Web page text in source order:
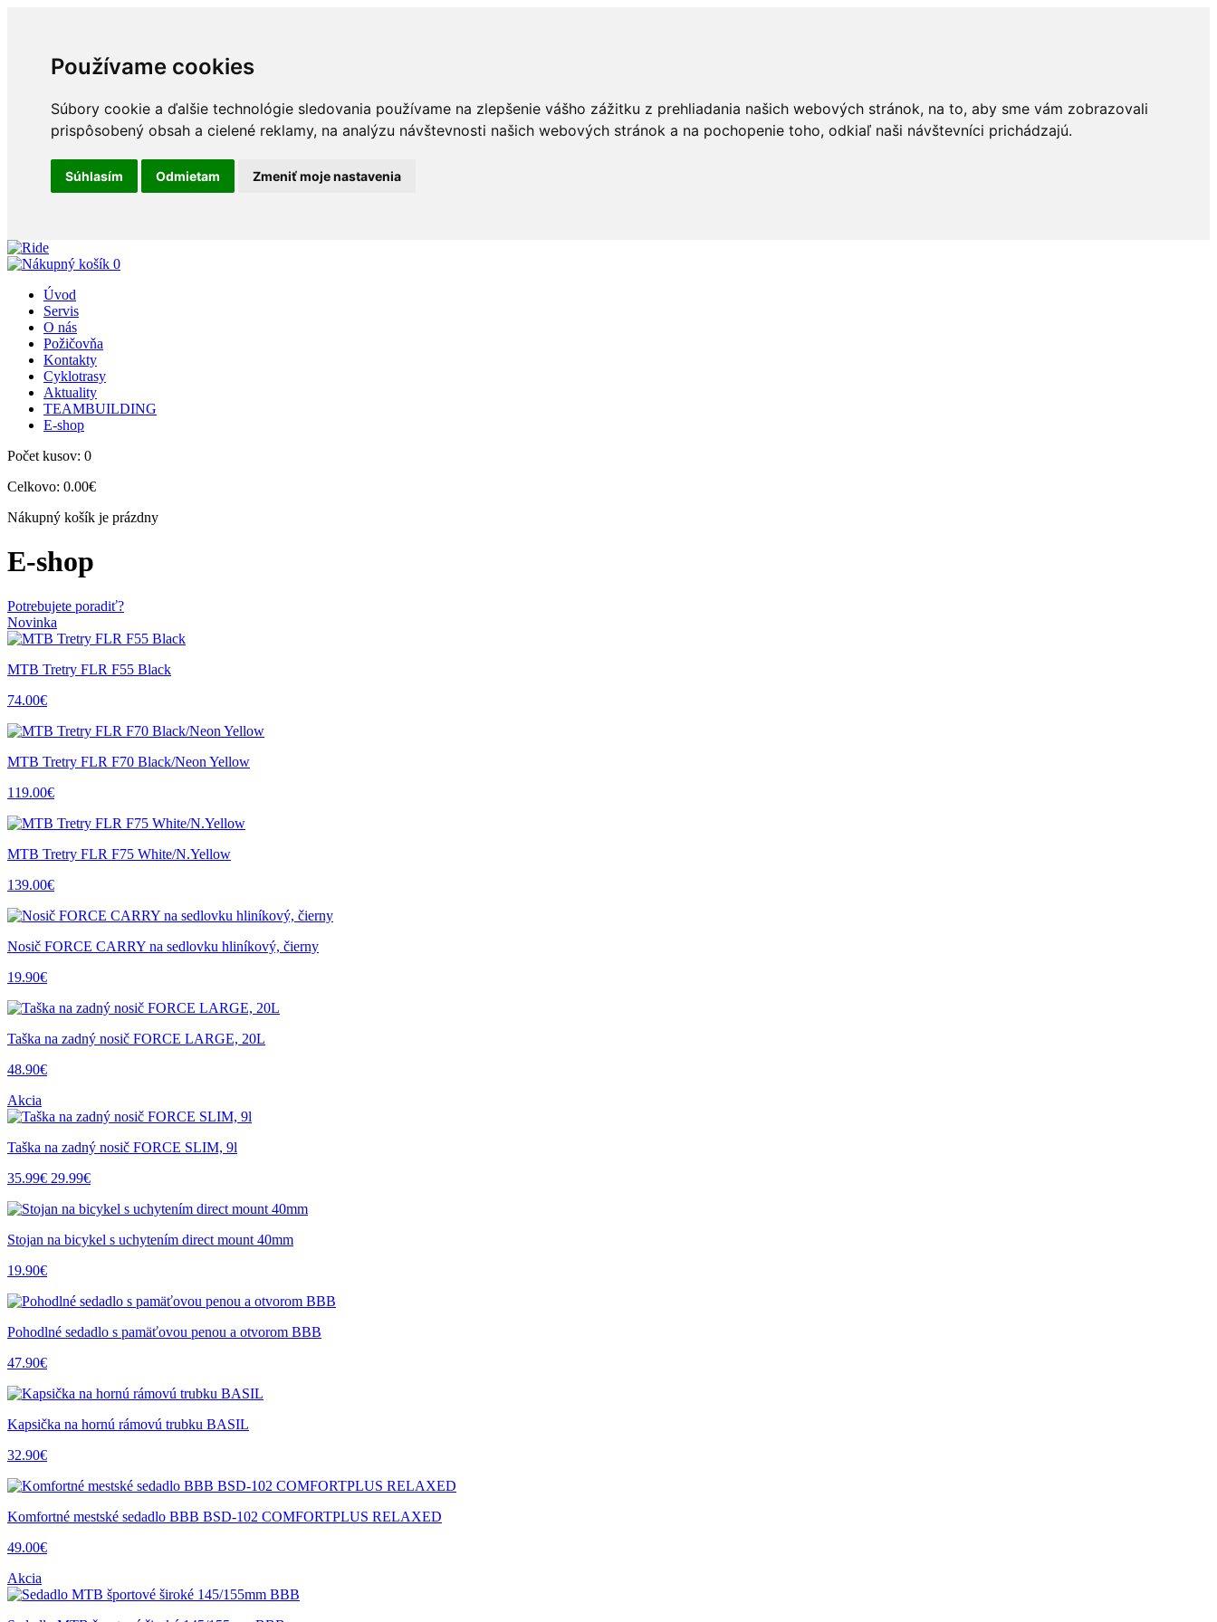
Používame cookies
Súbory cookie a ďalšie technológie sledovania používame na zlepšenie vášho zážitku z prehliadania našich webových stránok, na to, aby sme vám zobrazovali
prispôsobený obsah a cielené reklamy, na analýzu návštevnosti našich webových stránok a na pochopenie toho, odkiaľ naši návštevníci prichádzajú.
Súhlasím Odmietam Zmeniť moje nastavenia
0
Úvod
Servis
O nás
Požičovňa
Kontakty
Cyklotrasy
Aktuality
TEAMBUILDING
E-shop
Počet kusov: 0
Celkovo: 0.00€
Nákupný košík je prázdny
E-shop
Potrebujete poradiť?
Novinka
MTB Tretry FLR F55 Black
74.00€
MTB Tretry FLR F70 Black/Neon Yellow
119.00€
MTB Tretry FLR F75 White/N.Yellow
139.00€
Nosič FORCE CARRY na sedlovku hliníkový, čierny
19.90€
Taška na zadný nosič FORCE LARGE, 20L
48.90€
Akcia
Taška na zadný nosič FORCE SLIM, 9l
35.99€ 29.99€
Stojan na bicykel s uchytením direct mount 40mm
19.90€
Pohodlné sedadlo s pamäťovou penou a otvorom BBB
47.90€
Kapsička na hornú rámovú trubku BASIL
32.90€
Komfortné mestské sedadlo BBB BSD-102 COMFORTPLUS RELAXED
49.00€
Akcia